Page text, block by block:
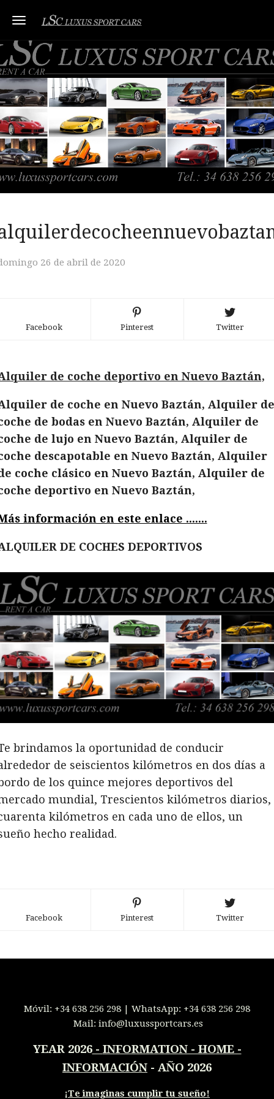
Toggle navigation
26 de abril de 2020
Facebook Pinterest Twitter
de coche deportivo en Nuevo Baztán,
de coche en Nuevo Baztán, Alquiler de
de bodas en Nuevo Baztán, Alquiler de
de lujo en Nuevo Baztán, Alquiler de
descapotable en Nuevo Baztán, Alquiler
coche clásico en Nuevo Baztán, Alquiler de
deportivo en Nuevo Baztán,
información en este enlace .......
DE COCHES DEPORTIVOS
brindamos la oportunidad de conducir
de seiscientos kilómetros en dos días a
de los quince mejores deportivos del
mundial, Trescientos kilómetros diarios,
kilómetros en cada uno de ellos, un
hecho realidad.
Facebook Pinterest Twitter
Móvil: +34 638 256 298 | WhatsApp: +34 638 256 298
Mail: info@luxussportcars.es
YEAR 2026- INFORMATION - HOME -
INFORMACIÓN - AÑO 2026
¡Te imaginas cumplir tu sueño!